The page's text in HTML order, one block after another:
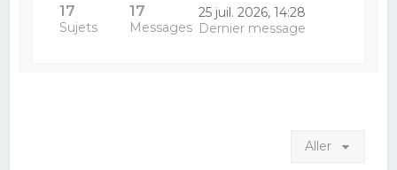
17
Sujets
17
Messages
25 juil. 2026, 14:28
Dernier message
Aller